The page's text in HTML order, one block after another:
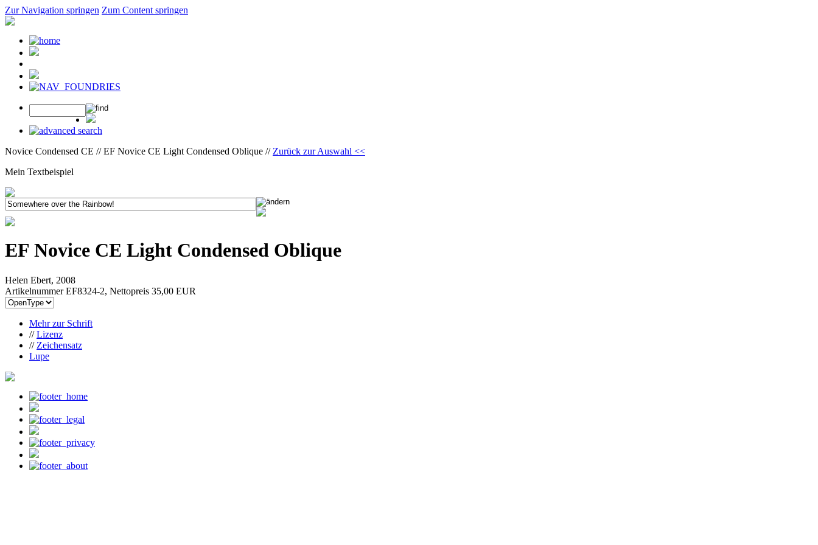
Zur Navigation springen Zum Content springen
Novice Condensed CE // EF Novice CE Light Condensed Oblique // Zurück zur Auswahl <<
Mein Textbeispiel
EF Novice CE Light Condensed Oblique
Helen Ebert, 2008
Artikelnummer EF8324-2, Nettopreis 35,00 EUR
Mehr zur Schrift
//Lizenz
// Zeichensatz
Lupe